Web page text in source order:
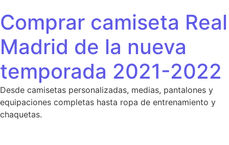
Comprar camiseta Real
Madrid de la nueva
temporada 2021-2022
Desde camisetas personalizadas, medias, pantalones y
equipaciones completas hasta ropa de entrenamiento y
chaquetas.